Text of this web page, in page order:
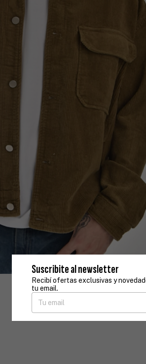
Suscribite al newsletter
Recibí ofertas exclusivas y
tu email.